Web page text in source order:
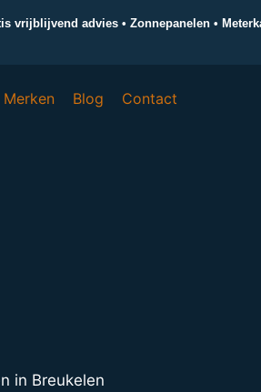
vrijblijvend advies • Zonnepanelen •
Merken Blog Contact
in Breukelen